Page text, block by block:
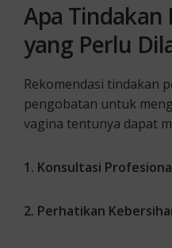
Apa Tindakan
yang Perlu
Rekomendasi tindakan
pengobatan untuk
vagina tentunya dapat
1. Konsultasi
2. Perhatikan